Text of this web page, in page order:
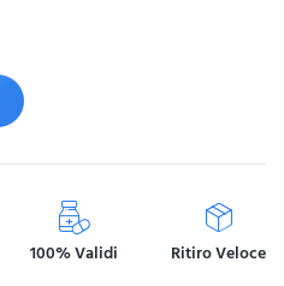
100% Validi Ritiro Veloce